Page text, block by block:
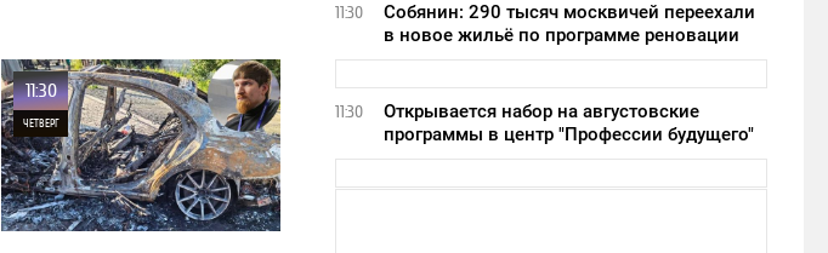
11:30
ЧЕТВЕРГ
0
11
11:30
Собянин: 290 тысяч москвичей переехали
в новое жильё по программе реновации
11:30
Открывается набор на августовские
программы в центр "Профессии будущего"